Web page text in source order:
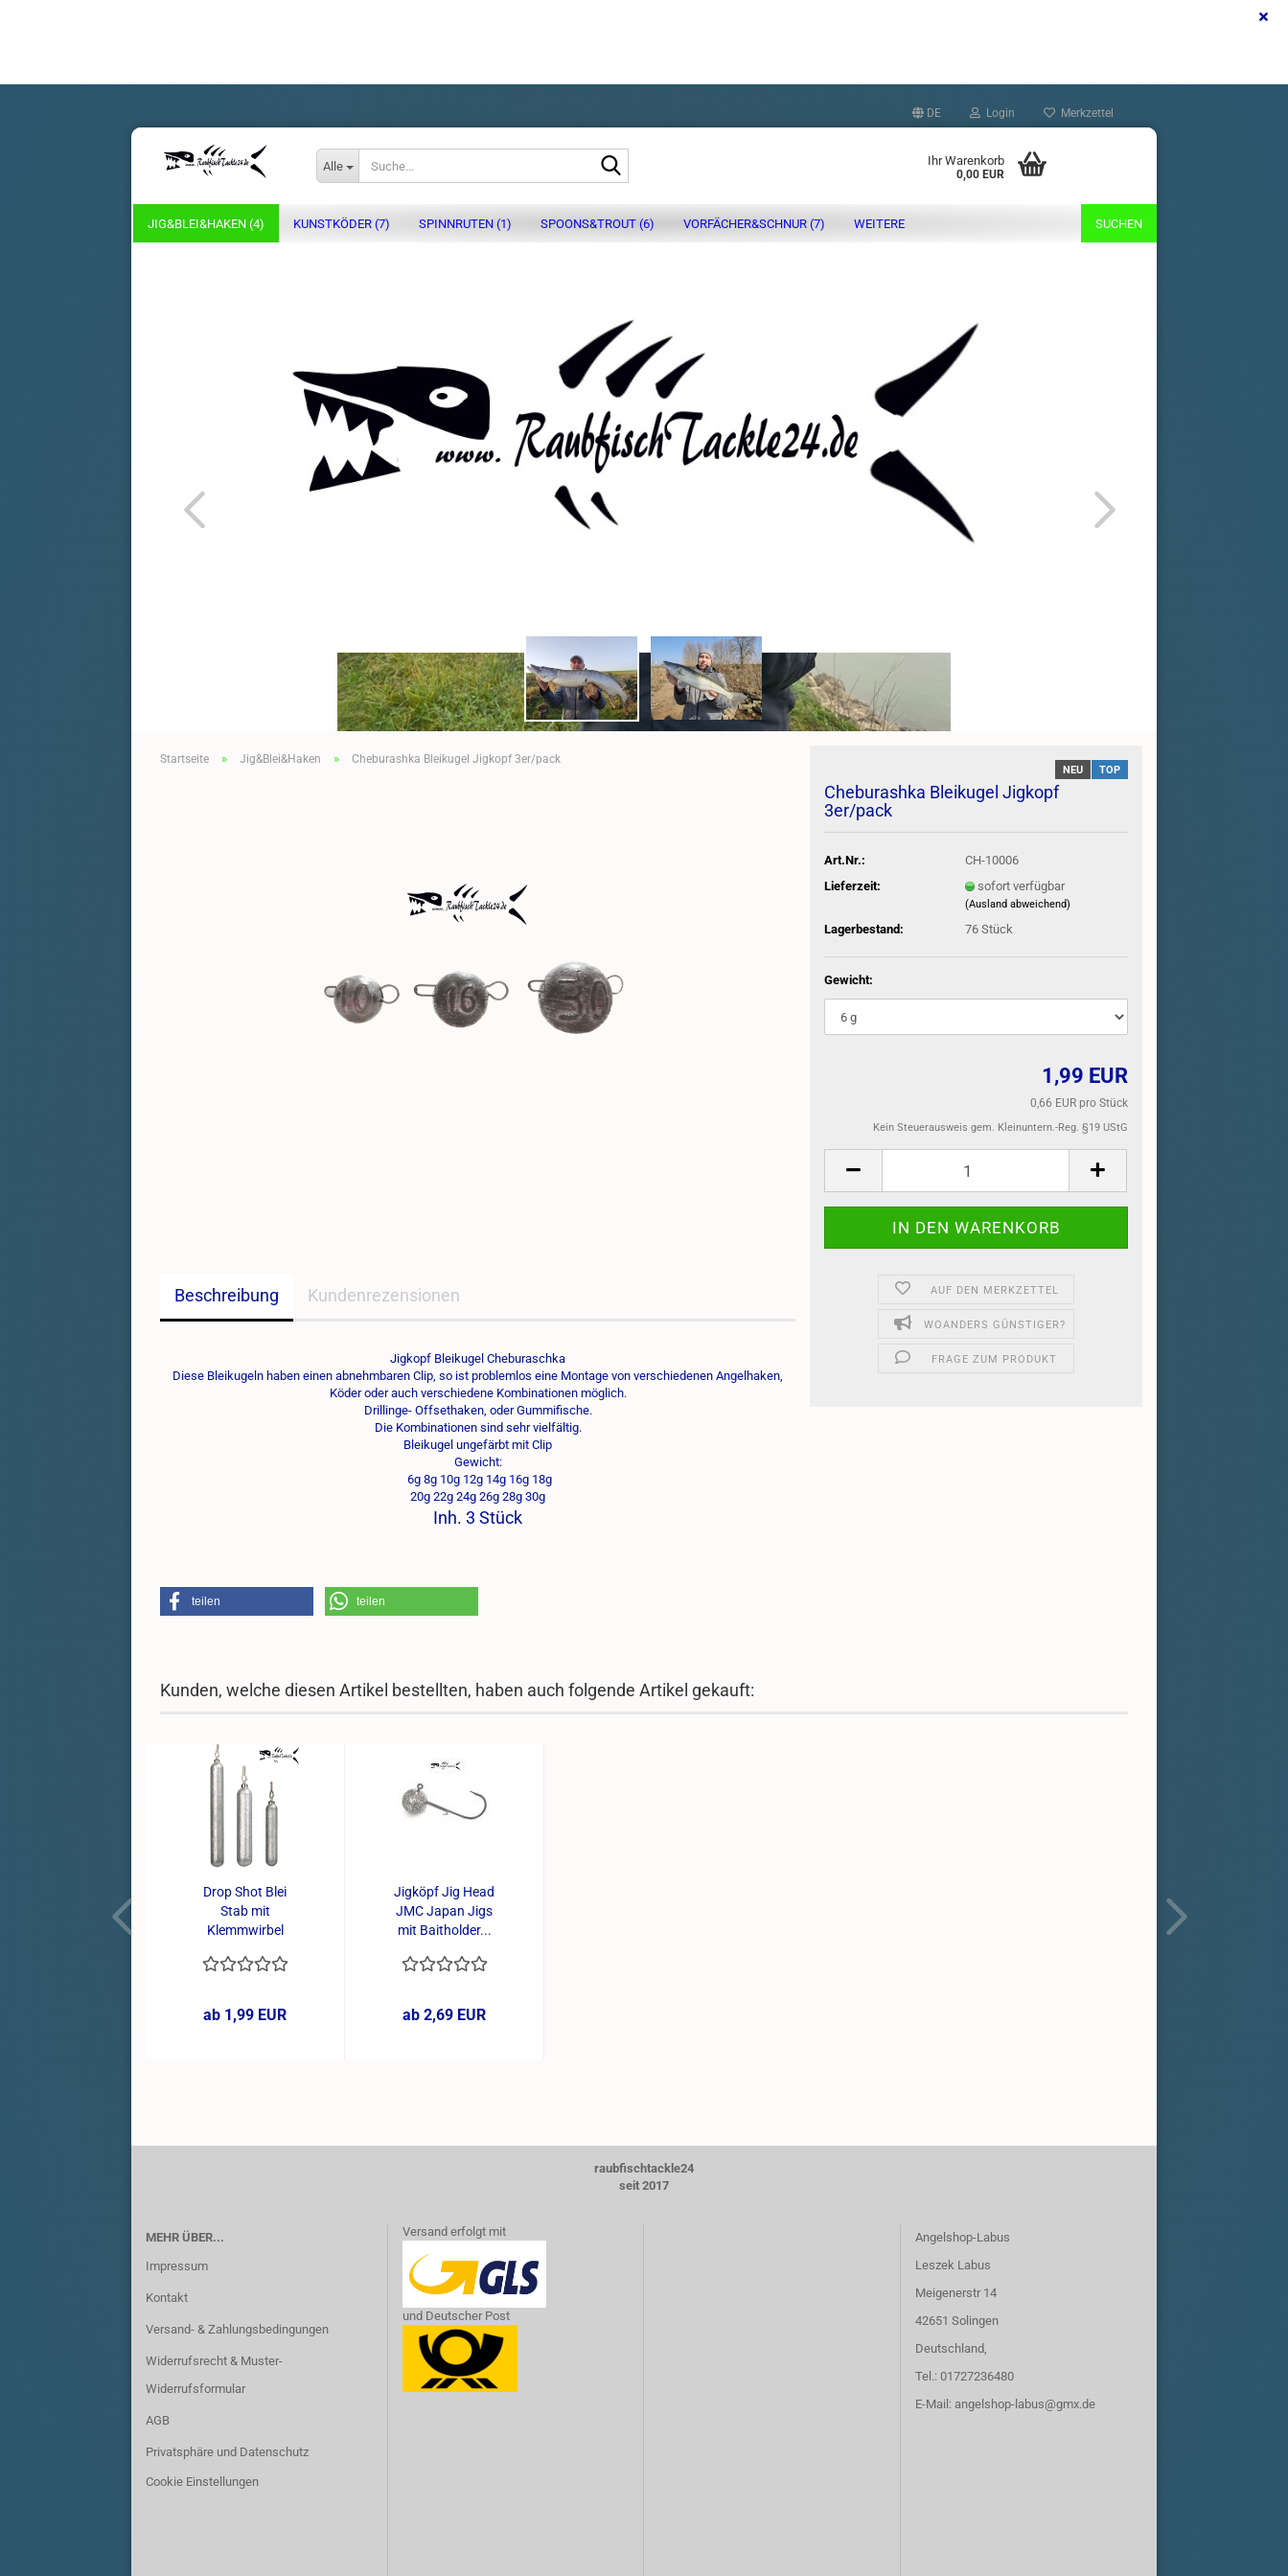
DE Login Merkzettel
Alle Ihr Warenkorb
0,00 EUR
JIG&BLEI&HAKEN (4) KUNSTKÖDER (7) SPINNRUTEN (1) SPOONS&TROUT (6) VORFÄCHER&SCHNUR (7) SUCHEN
WEITERE
Startseite » Jig&Blei&Haken » Cheburashka Bleikugel Jigkopf 3er/pack
NEU TOP
Cheburashka Bleikugel Jigkopf
3er/pack
Art.Nr.:
CH-10006
Lieferzeit:
sofort verfügbar
(Ausland abweichend)
Lagerbestand: 76Stück
Gewicht:
1,99 EUR
0,66 EUR pro Stück
Kein Steuerausweis gem. Kleinuntern.-Reg. §19 UStG
AUF DEN MERKZETTEL
WOANDERS GÜNSTIGER?
FRAGE ZUM PRODUKT
Beschreibung Kundenrezensionen
Jigkopf Bleikugel Cheburaschka
Diese Bleikugeln haben einen abnehmbaren Clip, so ist problemlos eine Montage von verschiedenen Angelhaken,
Köder oder auch verschiedene Kombinationen möglich.
Drillinge- Offsethaken, oder Gummifische.
Die Kombinationen sind sehr vielfältig.
Bleikugel ungefärbt mit Clip
Gewicht:
6g 8g 10g 12g 14g 16g 18g
20g 22g 24g 26g 28g 30g
Inh. 3 Stück
teilen teilen
Kunden, welche diesen Artikel bestellten, haben auch folgende Artikel gekauft:
Drop Shot Blei
Stab mit
Klemmwirbel
ab 1,99 EUR
Jigköpf Jig Head
JMC Japan Jigs
mit Baitholder...
ab 2,69 EUR
raubfischtackle24
seit 2017
MEHR ÜBER...
Impressum
Kontakt
Versand- & Zahlungsbedingungen
Widerrufsrecht & Muster-
Widerrufsformular
AGB
Privatsphäre und Datenschutz
Cookie Einstellungen
​Versand erfolgt mit
und Deutscher Post
Angelshop-Labus
Leszek Labus
Meigenerstr 14
42651 Solingen
Deutschland,
Tel.: 01727236480
E-Mail: angelshop-labus@gmx.de